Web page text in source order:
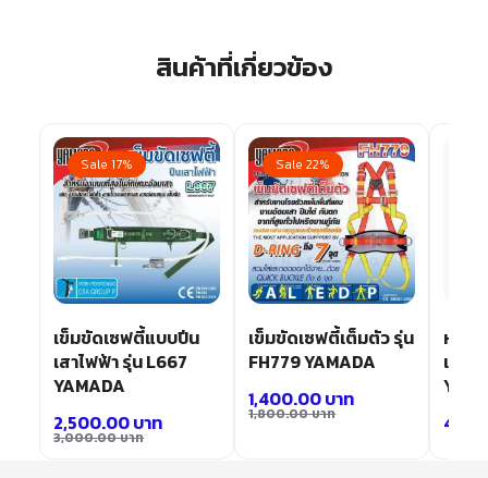
สินค้าที่เกี่ยวข้อง
Sale 17%
เข็มขัดเซฟตี้แบบปีน
เสาไฟฟ้า รุ่น L667
YAMADA
3,000.00บาท
2,500.00บาท
Sale 22%
เข็มขัดเซฟตี้เต็มตัว รุ่น
FH779 YAMADA
1,800.00บาท
1,400.00บาท
หน้า
แบบ